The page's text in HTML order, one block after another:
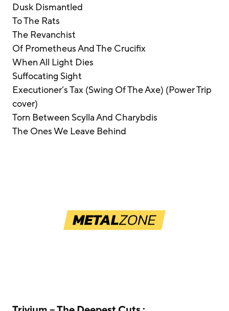
Dusk Dismantled
To The Rats
The Revanchist
Of Prometheus And The Crucifix
When All Light Dies
Suffocating Sight
Executioner’s Tax (Swing Of The Axe) (Power Trip
cover)
Torn Between Scylla And Charybdis
The Ones We Leave Behind